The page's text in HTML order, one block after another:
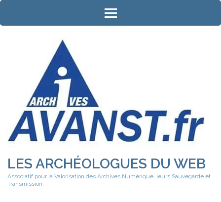
Aller
contenu
LES ARCHÉOLOGUES DU WEB
Associatif pour la Valorisation des Archives Numérique, leurs Sauvegarde et
Transmission.